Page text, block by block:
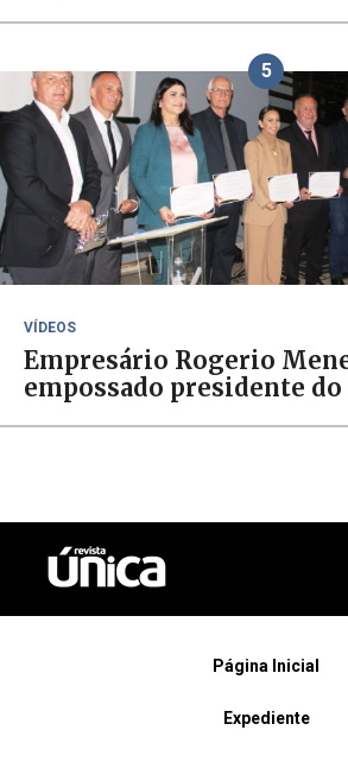
5
VÍDEOS
Empresário Rogerio
empossado presidente do
Página Inicial
Expediente